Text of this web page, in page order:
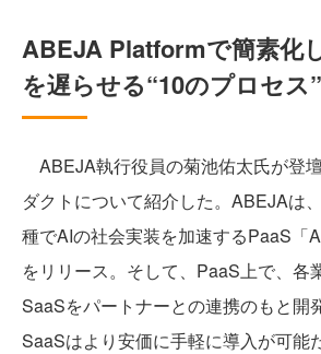
ABEJA Platformで簡素化
を遅らせる“10のプロセス”
ABEJA執行役員の菊池佑太氏が登
ダクトについて紹介した。ABEJAは
種でAIの社会実装を加速するPaaS「
をリリース。そして、PaaS上で、各
SaaSをパートナーとの連携のもと開
SaaSはより安価に手軽に導入が可能